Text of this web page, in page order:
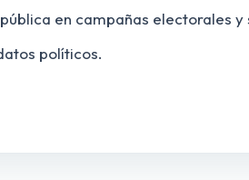
en campañas electorales
políticos.